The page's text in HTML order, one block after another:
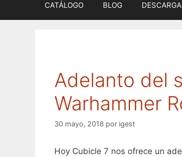
CATÁLOGO BLOG
Adelanto del
Warhammer
30 mayo, 2018 por igest
Hoy Cubicle 7 nos ofrece un